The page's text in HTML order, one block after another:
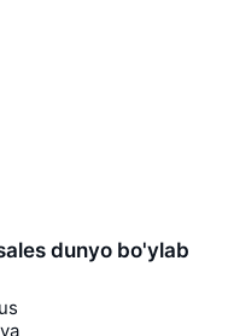
dunyo bo'ylab